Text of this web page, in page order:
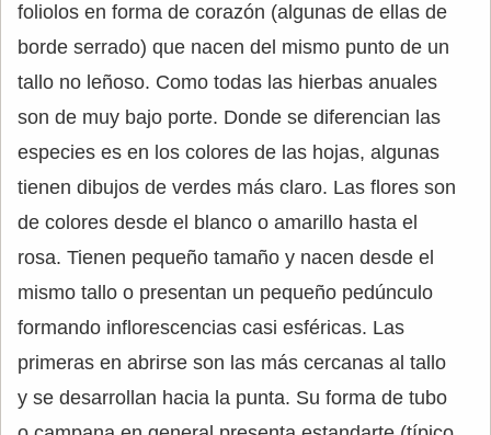
foliolos en forma de corazón (algunas de ellas de
borde serrado) que nacen del mismo punto de un
tallo no leñoso. Como todas las hierbas anuales
son de muy bajo porte. Donde se diferencian las
especies es en los colores de las hojas, algunas
tienen dibujos de verdes más claro. Las flores son
de colores desde el blanco o amarillo hasta el
rosa. Tienen pequeño tamaño y nacen desde el
mismo tallo o presentan un pequeño pedúnculo
formando inflorescencias casi esféricas. Las
primeras en abrirse son las más cercanas al tallo
y se desarrollan hacia la punta. Su forma de tubo